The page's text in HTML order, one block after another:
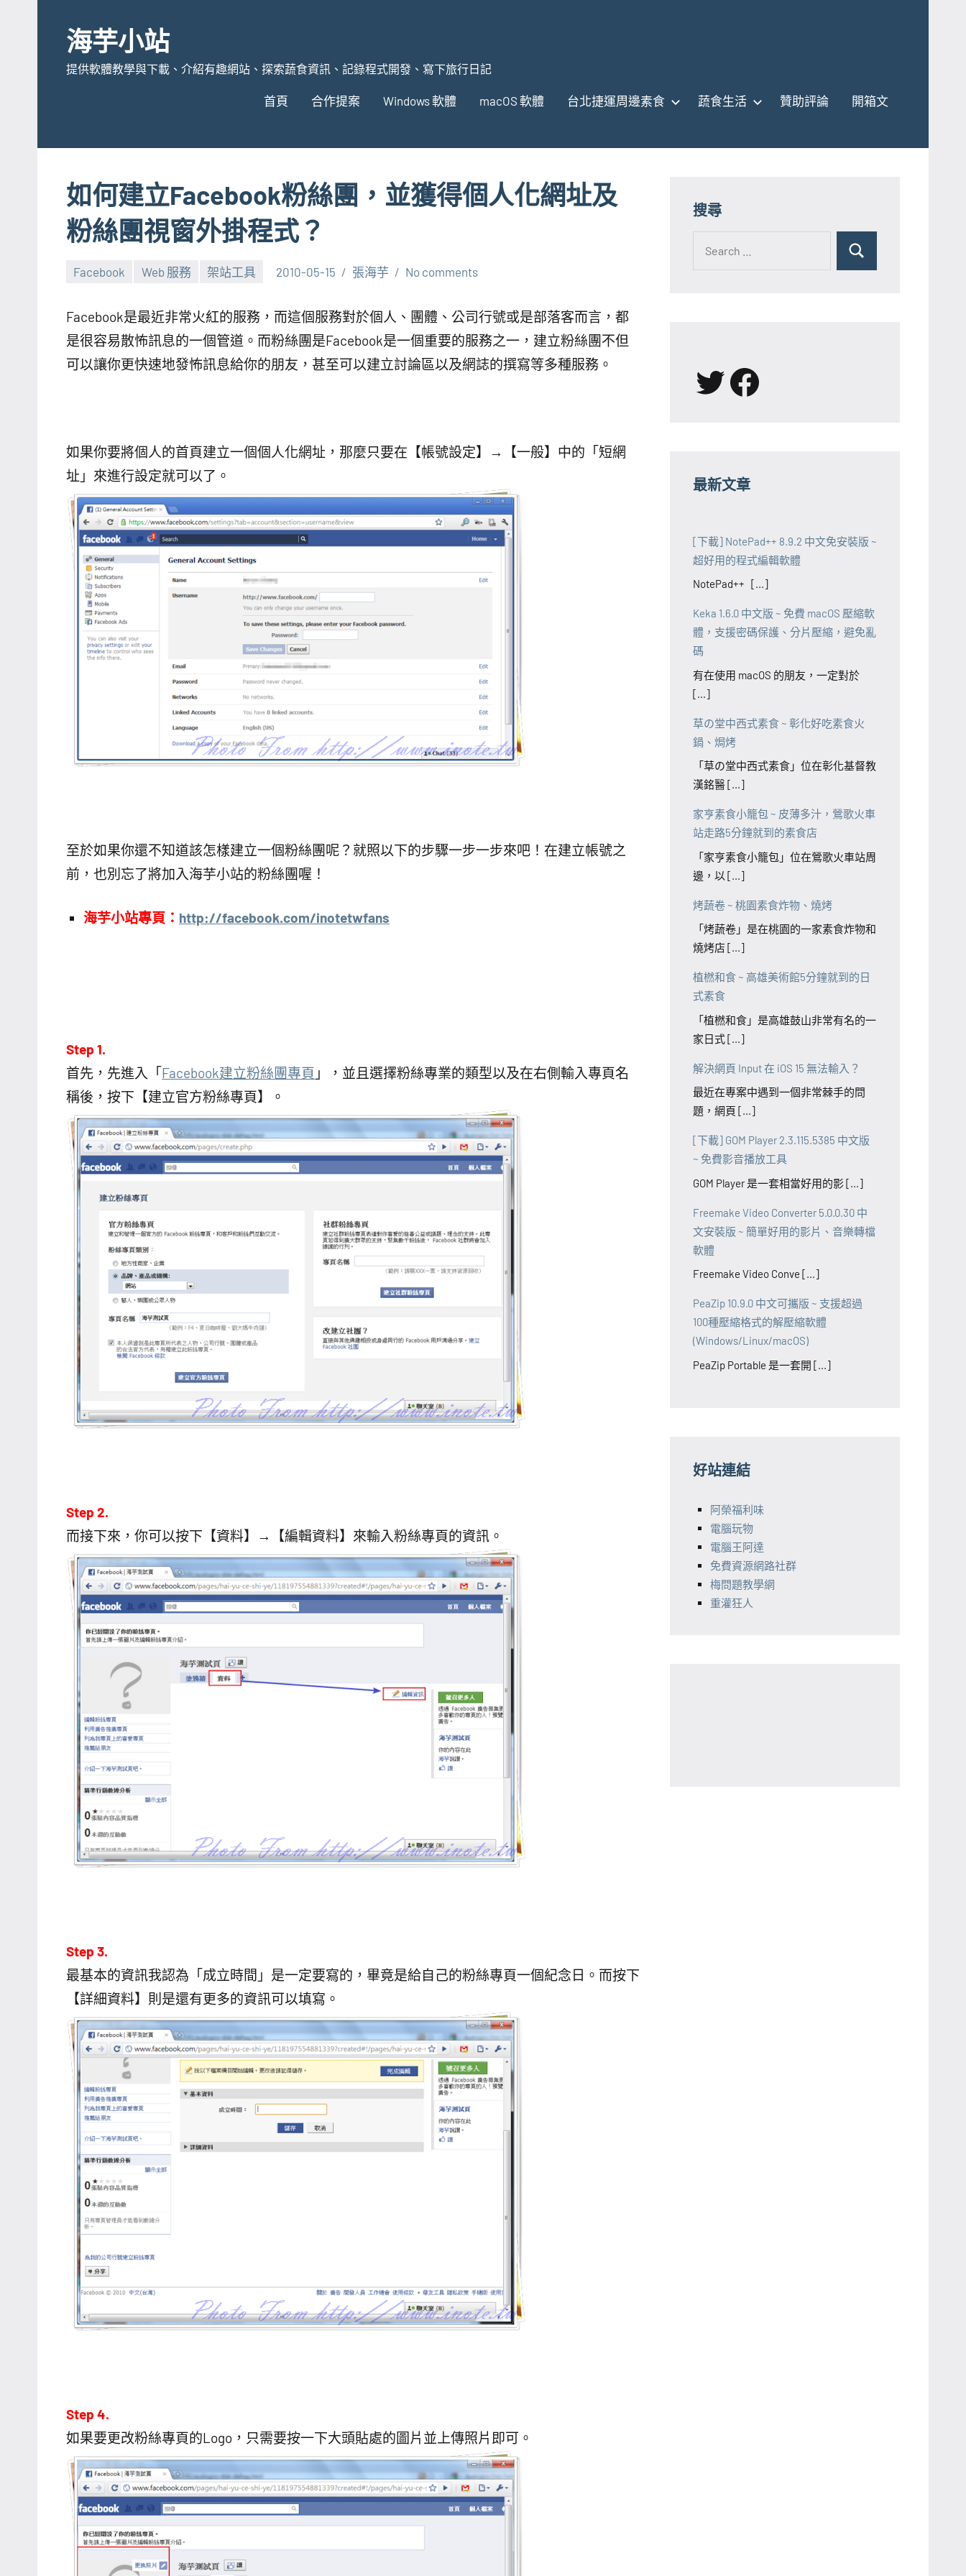
content海芋小站
提供軟體教學與下載、介紹有趣網站、探索蔬食資訊、記錄程式開發、寫下旅行日記
首頁 合作提案 Windows 軟體 macOS 軟體 台北捷運周邊素食 蔬食生活 贊助評論 開箱文
如何建立Facebook粉絲團，並獲得個人化網址及
粉絲團視窗外掛程式？
Facebook Web 服務 架站工具 2010-05-15 張海芋 No comments
Facebook是最近非常火紅的服務，而這個服務對於個人、團體、公司行號或是部落客而言，都
是很容易散怖訊息的一個管道。而粉絲團是Facebook是一個重要的服務之一，建立粉絲團不但
可以讓你更快速地發怖訊息給你的朋友，甚至可以建立討論區以及網誌的撰寫等多種服務。
如果你要將個人的首頁建立一個個人化網址，那麼只要在【帳號設定】→【一般】中的「短網
址」來進行設定就可以了。
至於如果你還不知道該怎樣建立一個粉絲團呢？就照以下的步驟一步一步來吧！在建立帳號之
前，也別忘了將加入海芋小站的粉絲團喔！
海芋小站專頁： http://facebook.com/inotetwfans
Step 1.
首先，先進入「Facebook建立粉絲團專頁 」，並且選擇粉絲專業的類型以及在右側輸入專頁名
稱後，按下【建立官方粉絲專頁】。
Step 2.
而接下來，你可以按下【資料】→【編輯資料】來輸入粉絲專頁的資訊。
Step 3.
最基本的資訊我認為「成立時間」是一定要寫的，畢竟是給自己的粉絲專頁一個紀念日。而按下
【詳細資料】則是還有更多的資訊可以填寫。
Step 4.
如果要更改粉絲專頁的Logo，只需要按一下大頭貼處的圖片並上傳照片即可。
搜尋
for:
Search
X Facebook
最新文章
[下載] NotePad++ 8.9.2 中文免安裝版 ~
超好用的程式編輯軟體
NotePad++ [...]
Keka 1.6.0 中文版 ~ 免費 macOS 壓縮軟
體，支援密碼保護、分片壓縮，避免亂
碼
有在使用 macOS 的朋友，一定對於
[...]
草の堂中西式素食 ~ 彰化好吃素食火
鍋、焗烤
「草の堂中西式素食」位在彰化基督教
漢銘醫 [...]
家亨素食小籠包 ~ 皮薄多汁，鶯歌火車
站走路5分鐘就到的素食店
「家亨素食小籠包」位在鶯歌火車站周
邊，以 [...]
烤蔬卷 ~ 桃園素食炸物、燒烤
「烤蔬卷」是在桃園的一家素食炸物和
燒烤店 [...]
植橪和食 ~ 高雄美術館5分鐘就到的日
式素食
「植橪和食」是高雄鼓山非常有名的一
家日式 [...]
解決網頁 Input 在 iOS 15 無法輸入？
最近在專案中遇到一個非常棘手的問
題，網頁 [...]
[下載] GOM Player 2.3.115.5385 中文版
~ 免費影音播放工具
GOM Player 是一套相當好用的影 [...]
Freemake Video Converter 5.0.0.30 中
文安裝版 ~ 簡單好用的影片、音樂轉檔
軟體
Freemake Video Conve [...]
PeaZip 10.9.0 中文可攜版 ~ 支援超過
100種壓縮格式的解壓縮軟體
(Windows/Linux/macOS)
PeaZip Portable 是一套開 [...]
好站連結
阿榮福利味
電腦玩物
電腦王阿達
免費資源網路社群
梅問題教學網
重灌狂人